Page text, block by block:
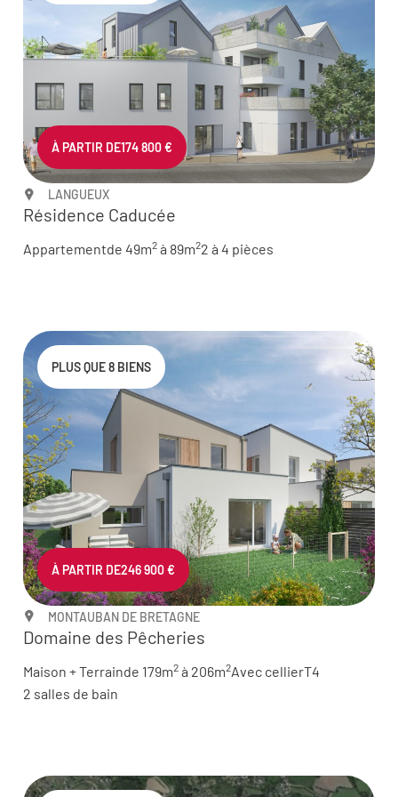
À PARTIR DE174 800 €
LANGUEUX
Résidence Caducée
Appartementde 49m2 à 89m22 à 4 pièces
À PARTIR DE246 900 €
PLUS QUE 8 BIENS
MONTAUBAN DE BRETAGNE
Domaine des Pêcheries
Maison + Terrainde 179m2 à 206m2Avec cellierT4
2 salles de bain